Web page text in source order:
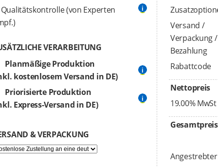
(von Experten
VERARBEITUNG
Planmäßige Produktion
kostenlosem Versand in DE)
Priorisierte Produktion
Express-Versand in DE)
& VERPACKUNG
Versand /
Verpackung /
Bezahlung
Rabattcode
Nettopreis
19.00% MwSt
Gesamtpreis